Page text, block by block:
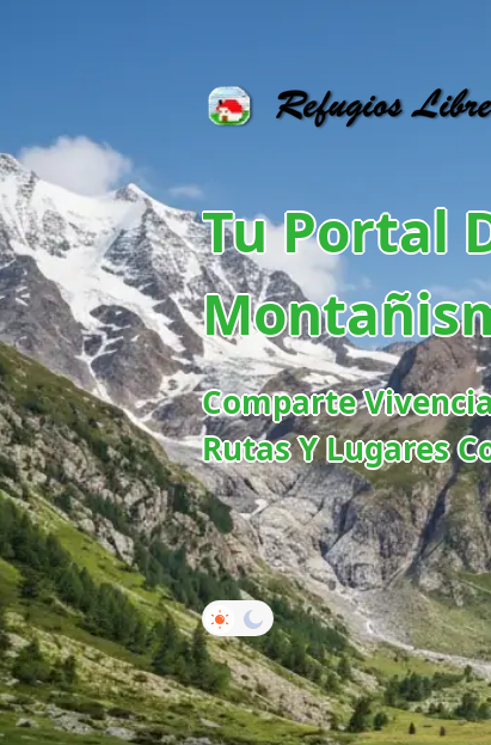
Tu Portal
Comparte
Rutas Y Lugares